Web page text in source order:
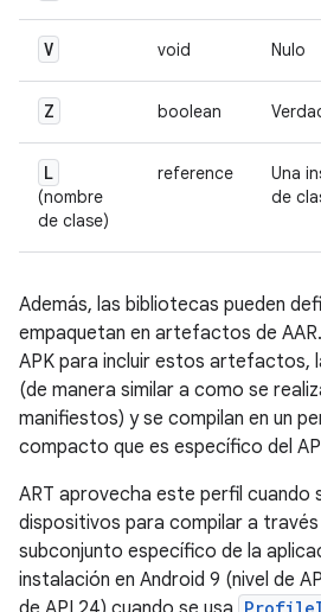
V void Nulo
Z boolean
L
(nombre
de clase)
reference
Una
de
Además, las bibliotecas pueden
empaquetan en artefactos de
APK para incluir estos artefactos,
(de manera similar a como se
manifiestos) y se compilan en un
compacto que es específico del
ART aprovecha este perfil cuando
dispositivos para compilar a través
subconjunto específico de la
instalación en Android 9 (nivel de